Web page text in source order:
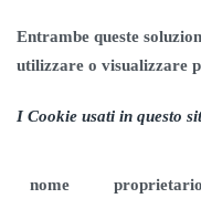
Entrambe queste
utilizzare o visualizzare
I Cookie usati in questo
nome proprietario